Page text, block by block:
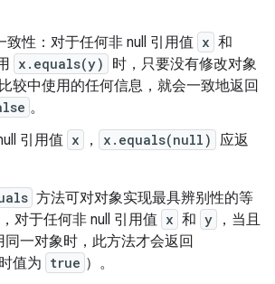
致性：对于任何非 null 引用值 x 和
x.equals(y)
时，只要没有修改对象
比较中使用的任何信息，就会一致地返回
。
引用值 x ， x.equals(null) 应返
方法可对对象实现最具辨别性的等
对于任何非 null 引用值 x 和 y
，当且
同一对象时，此方法才会返回
时值为 true ）。